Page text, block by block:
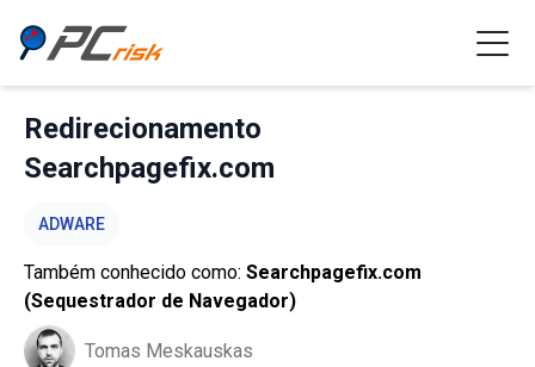
Redirecionamento
Searchpagefix.com
ADWARE
Também conhecido como: Searchpagefix.com
(Sequestrador de Navegador)
Tomas Meskauskas